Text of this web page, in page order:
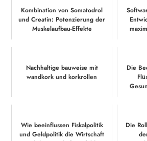
Kombination von Somatodrol
und Creatin: Potenzierung der
Muskelaufbau-Effekte
Nachhaltige bauweise mit
wandkork und korkrollen
Die
Wie beeinflussen Fiskalpolitik
und Geldpolitik die Wirtschaft
Die